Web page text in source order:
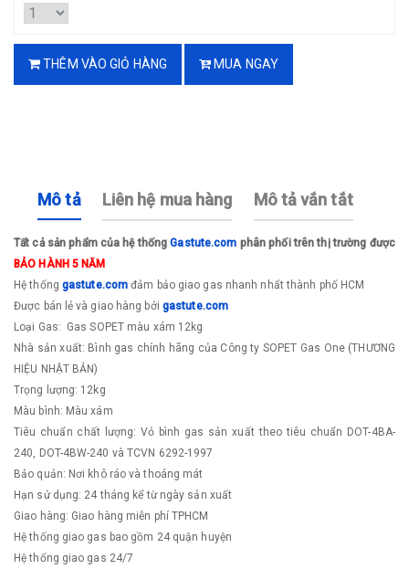
THÊM VÀO GIỎ HÀNG MUA NGAY
Mô tả Liên hệ mua hàng Mô tả vắn tắt
Tất cả sản phẩm của hệ thốngGastute.com phân phối trên thị trường được
BẢO HÀNH 5 NĂM
Hệ thống gastute.com đảm bảo giao gas nhanh nhất thành phố HCM
Được bán lẻ và giao hàng bởi gastute.com
Loại Gas: Gas SOPET màu xám 12kg
Nhà sản xuất: Bình gas chính hãng của Công ty SOPET Gas One (THƯƠNG
HIỆU NHẬT BẢN)
Trọng lượng: 12kg
Màu bình: Màu xám
Tiêu chuẩn chất lượng: Vỏ bình gas sản xuất theo tiêu chuẩn DOT-4BA-
240, DOT-4BW-240 và TCVN 6292-1997
Bảo quản: Nơi khô ráo và thoáng mát
Hạn sử dụng: 24 tháng kể từ ngày sản xuất
Giao hàng: Giao hàng miễn phí TPHCM
Hệ thống giao gas bao gồm 24 quận huyện
Hệ thống giao gas 24/7